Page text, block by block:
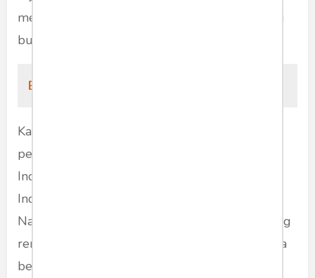
memadai. Apalagi dengan pemahaman definisi
buzzer yang naif dan reaktif.
Baca Juga:
Karena gagal atau gagap menanggapi
perubahan, kekuatan ke-4 demokrasi ini (di
Indonesia), ternyata hanya mitos. Demokrasi di
Indonesia, mungkin saja dipelopori oleh pers.
Namun di jaman ini, dengan tingkat literasi yang
rendah, revolusi teknologi komunikasi, hadirnya
berbagai platform medsos, adalah sebuah